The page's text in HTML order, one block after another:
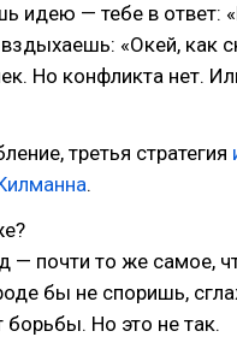
идею — тебе в ответ:
«Окей, как
Но конфликта нет.
третья стратегия
.
— почти то же самое,
бы не споришь,
борьбы. Но это не так.